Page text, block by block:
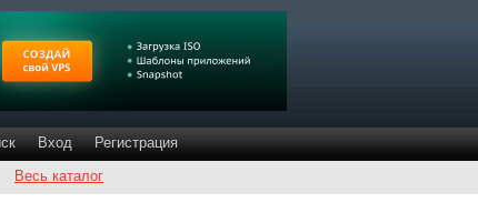
Вход
Регистрация
Весь каталог